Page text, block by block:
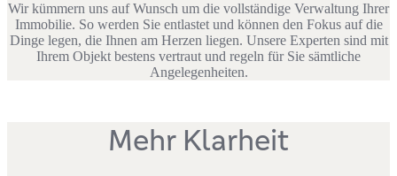
Wir kümmern uns auf Wunsch um die vollständige Verwaltung Ihrer
Immobilie. So werden Sie entlastet und können den Fokus auf die
Dinge legen, die Ihnen am Herzen liegen. Unsere Experten sind mit
Ihrem Objekt bestens vertraut und regeln für Sie sämtliche
Angelegenheiten.
Mehr Klarheit